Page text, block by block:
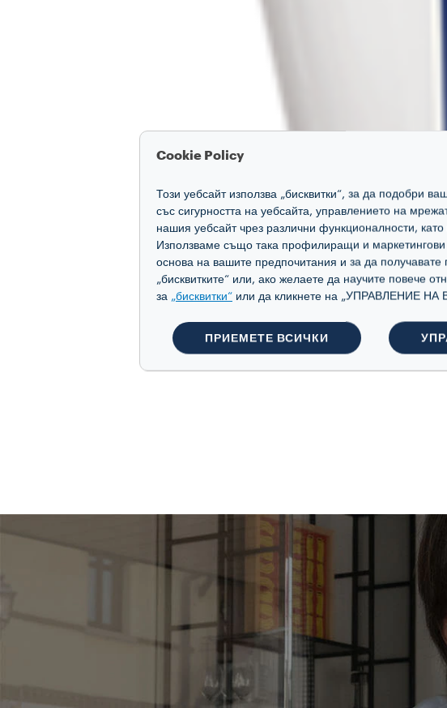
Cookie Policy
Този уебсайт използва „бисквитки“, за да подобри
със сигурността на уебсайта, управлението на
нашия уебсайт чрез различни функционалности,
Използваме също така профилиращи и маркетингови
основа на вашите предпочитания и за да
„бисквитките“ или, ако желаете да научите повече
за „бисквитки“ или да кликнете на „УПРАВЛЕНИЕ
ПРИЕМЕТЕ ВСИЧКИ